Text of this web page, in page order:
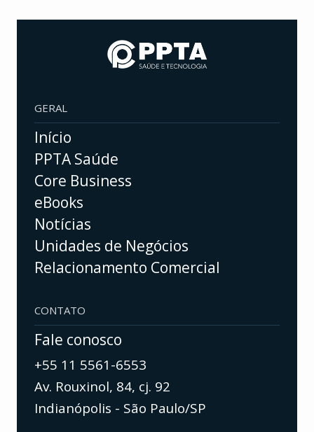
GERAL
Início
PPTA Saúde
Core Business
eBooks
Notícias
Unidades de Negócios
Relacionamento Comercial
CONTATO
Fale conosco
+55 11 5561-6553
Av. Rouxinol, 84, cj. 92
Indianópolis - São Paulo/SP